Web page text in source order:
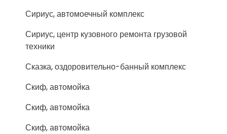
Сириус, автомоечный комплекс
Сириус, центр кузовного ремонта грузовой
техники
Сказка, оздоровительно-банный комплекс
Скиф, автомойка
Скиф, автомойка
Скиф, автомойка